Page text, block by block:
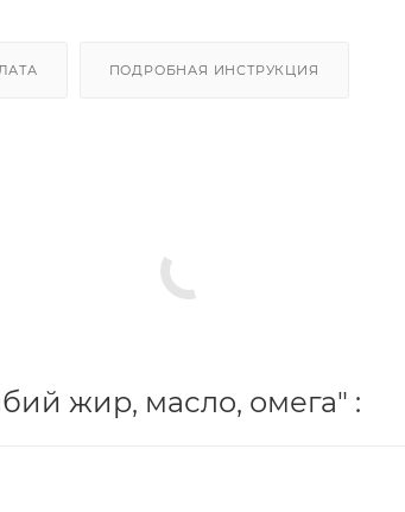
ПОДРОБНАЯ ИНСТРУКЦИЯ
жир, масло, омега" :